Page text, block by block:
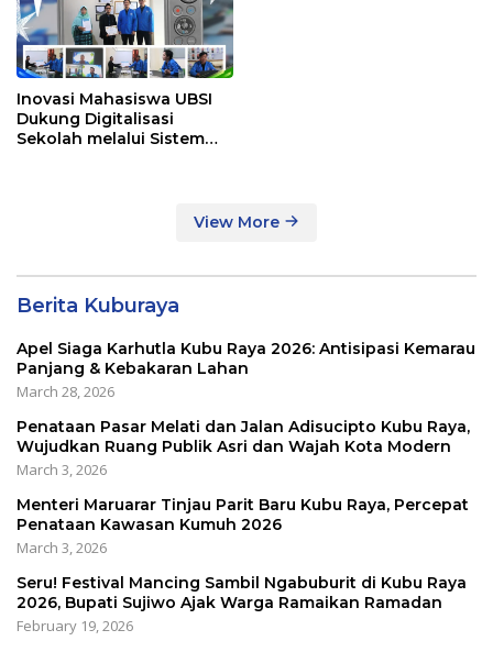
Inovasi Mahasiswa UBSI
Dukung Digitalisasi
Sekolah melalui Sistem
View More
Berita Kuburaya
Apel Siaga Karhutla Kubu Raya 2026: Antisipasi Kemarau
Panjang & Kebakaran Lahan
March 28, 2026
Penataan Pasar Melati dan Jalan Adisucipto Kubu Raya,
Wujudkan Ruang Publik Asri dan Wajah Kota Modern
March 3, 2026
Menteri Maruarar Tinjau Parit Baru Kubu Raya, Percepat
Penataan Kawasan Kumuh 2026
March 3, 2026
Seru! Festival Mancing Sambil Ngabuburit di Kubu Raya
2026, Bupati Sujiwo Ajak Warga Ramaikan Ramadan
February 19, 2026